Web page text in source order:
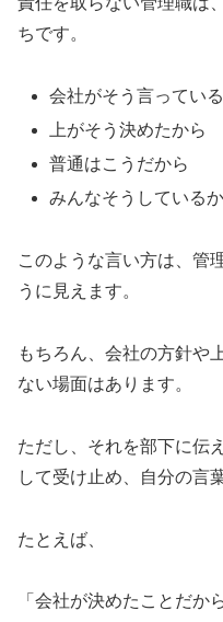
ちです。
会社がそう言ってい
上がそう決めたから
普通はこうだから
みんなそうしている
このような言い方は、管
うに見えます。
もちろん、会社の方針や
ない場面はあります。
ただし、それを部下に伝
して受け止め、自分の言
たとえば、
「会社が決めたことだか